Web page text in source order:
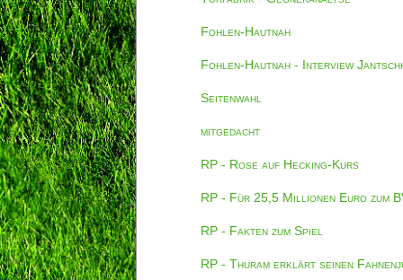
Fohlen-Hautnah
Fohlen-Hautnah - Interview
Seitenwahl
mitgedacht
RP - Rose auf Hecking-Kurs
RP - Für 25,5 Millionen Euro zum
RP - Fakten zum Spiel
RP - Thuram erklärt seinen